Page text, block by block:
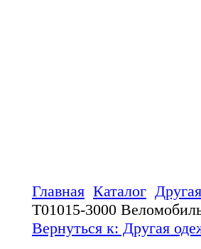
Главная Каталог
T01015-3000
Вернуться к: Другая